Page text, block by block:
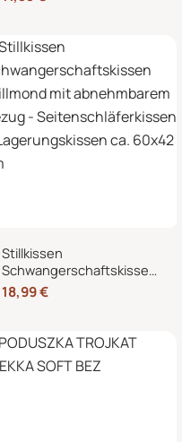
Stillmond & Stillhörnchen
Stillkissen
Schwangerschaftskissen
Stillmond mit
abnehmbarem Bezug –
Lagerungskissen ca.
18,99€